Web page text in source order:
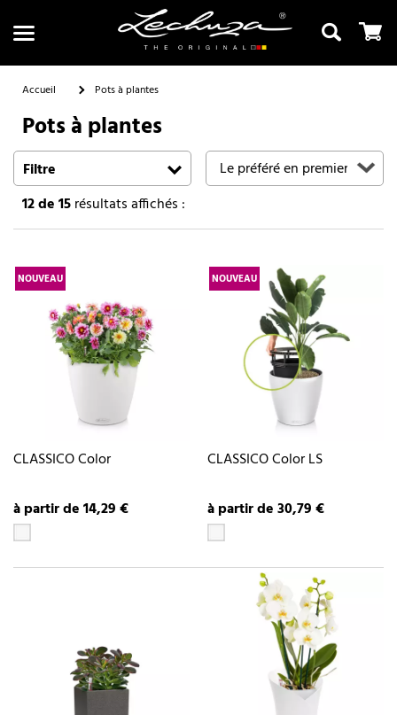
Recherche
Accueil Pots à plantes
Pots à plantes
Filtre
12de 15résultats affichés :
NOUVEAU
CLASSICO Color
à partir de 14,29 €
NOUVEAU
CLASSICO Color LS
à partir de 30,79 €